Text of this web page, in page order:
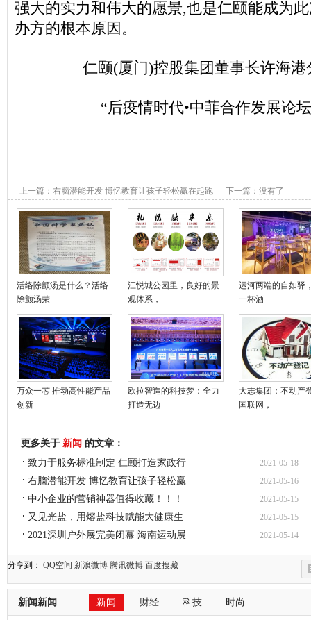
强大的实力和伟大的愿景,也是仁颐能成为
办方的根本原因。
仁颐(厦门)控股集团董事长许海
“后疫情时代•中菲合作发展论
上一篇： 右脑潜能开发 博忆教育让孩子轻松赢在起跑
线
下一篇：没有了
活络除颤汤是什么？活络
除颤汤荣
江悦城公园里，良好的景
观体系，
运河两端的自如驿
一杯酒
万众一芯 推动高性能产品
创新
欧拉智造的科技梦：全力
打造无边
大志集团：不动产
国联网，
更多关于 新闻 的文章：
致力于服务标准制定 仁颐打造家政行
2021-05-18
右脑潜能开发 博忆教育让孩子轻松赢 2021-05-16
中小企业的营销神器值得收藏！！！ 2021-05-15
又见光盐，用熔盐科技赋能大健康生 2021-05-15
2021深圳户外展完美闭幕∣海南运动展 2021-05-14
分享到： QQ空间 新浪微博 腾讯微博 百度搜藏
新闻新闻 新闻 财经 科技 时尚